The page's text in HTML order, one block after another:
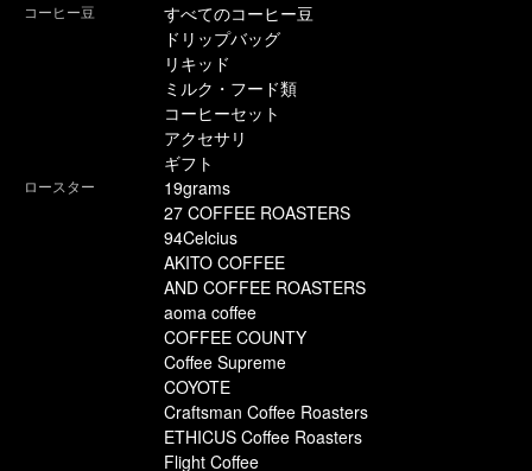
コーヒー豆
すべてのコーヒー豆
ドリップバッグ
リキッド
ミルク・フード類
コーヒーセット
アクセサリ
ギフト
ロースター
19grams
27 COFFEE ROASTERS
94Celcius
AKITO COFFEE
AND COFFEE ROASTERS
aoma coffee
COFFEE COUNTY
Coffee Supreme
COYOTE
Craftsman Coffee Roasters
ETHICUS Coffee Roasters
Flight Coffee